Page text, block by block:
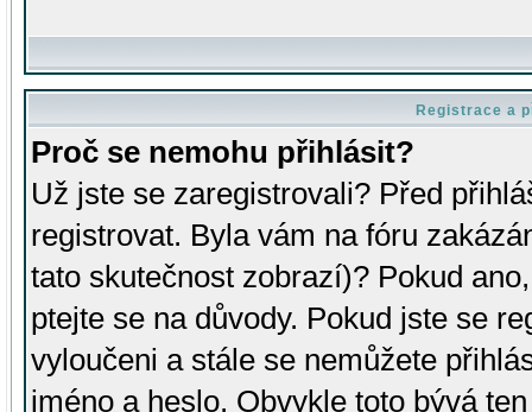
Registrace a
Proč se nemohu přihlásit?
Už jste se zaregistrovali? Před
registrovat. Byla vám na fóru
tato skutečnost zobrazí)? Pokud
ptejte se na důvody. Pokud jste se
vyloučeni a stále se nemůžete
jméno a heslo. Obvykle toto bývá